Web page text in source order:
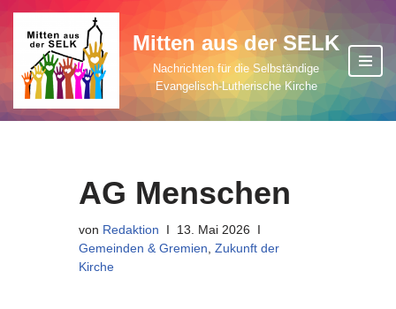
Zum
Inhalt
springen
Mitten aus der SELK
Nachrichten für die Selbständige
Evangelisch-Lutherische Kirche
AG Menschen
von Redaktion
13. Mai 2026
Gemeinden & Gremien, Zukunft der
Kirche